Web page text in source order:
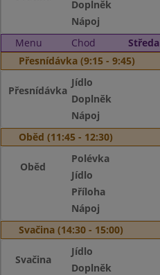
Doplněk
Nápoj
Menu
Chod
Přesnídávka (9:15 - 9:45)
Přesnídávka
Jídlo
Doplněk
Nápoj
Oběd (11:45 - 12:30)
Oběd
Polévka
Jídlo
Příloha
Nápoj
Svačina (14:30 - 15:00)
Svačina
Jídlo
Doplněk